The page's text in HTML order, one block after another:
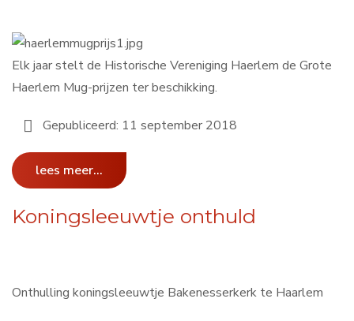
Elk jaar stelt de Historische Vereniging Haerlem de Grote
Haerlem Mug-prijzen ter beschikking.
Gepubliceerd: 11 september 2018
lees meer...
Koningsleeuwtje onthuld
Onthulling koningsleeuwtje Bakenesserkerk te Haarlem